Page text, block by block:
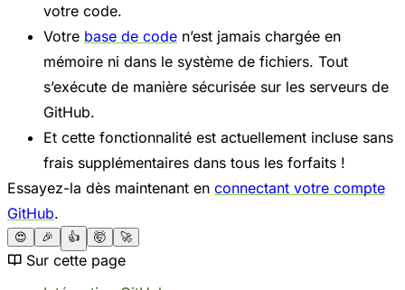
votre code.
Votre base de code n’est jamais chargée en
mémoire ni dans le système de fichiers. Tout
s’exécute de manière sécurisée sur les serveurs de
GitHub.
Et cette fonctionnalité est actuellement incluse sans
frais supplémentaires dans tous les forfaits !
Essayez-la dès maintenant en connectant votre compte
GitHub.
😍 🎉 👍 🤯 🚀
Sur cette page